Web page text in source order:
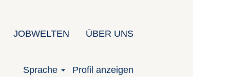
JOBWELTEN ÜBER UNS
Sprache Profil anzeigen